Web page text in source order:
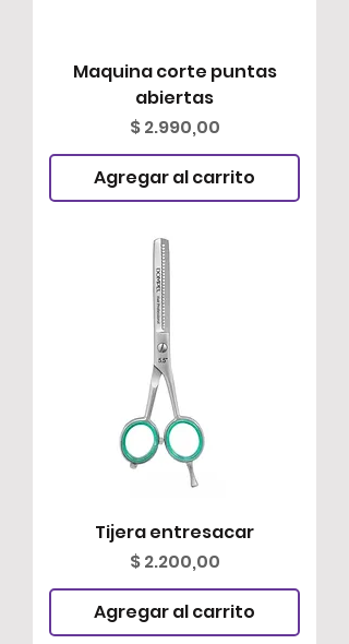
Maquina corte puntas
abiertas
Precio
$ 2.990,00
Agregar al carrito
Tijera entresacar
Precio
$ 2.200,00
Agregar al carrito